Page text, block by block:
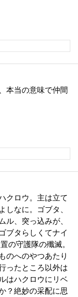
本当の意味で仲間
クロウ。主は立て
しなに。ゴブタ、
ル、突っ込みが、
ブタらしくてナイ
の守護隊の殲滅。
のへのやつあたり
ったところ以外は
はハクロウにリベ
？絶妙の采配に思